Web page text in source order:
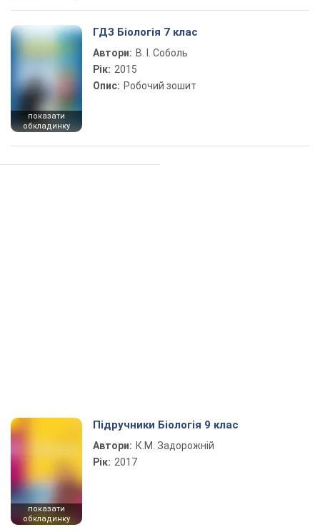
показати
обкладинку
ГДЗ Біологія 7 клас
Автори: В. І. Соболь
Рік: 2015
Опис: Робочий зошит
показати
обкладинку
Підручники Біологія 9 клас
Автори: К.М. Задорожній
Рік: 2017